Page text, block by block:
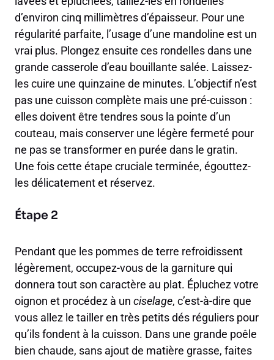
d’environ cinq millimètres d’épaisseur. Pour une
régularité parfaite, l’usage d’une mandoline est un
vrai plus. Plongez ensuite ces rondelles dans une
grande casserole d’eau bouillante salée. Laissez-
les cuire une quinzaine de minutes. L’objectif n’est
pas une cuisson complète mais une pré-cuisson :
elles doivent être tendres sous la pointe d’un
couteau, mais conserver une légère fermeté pour
ne pas se transformer en purée dans le gratin.
Une fois cette étape cruciale terminée, égouttez-
les délicatement et réservez.
Étape 2
Pendant que les pommes de terre refroidissent
légèrement, occupez-vous de la garniture qui
donnera tout son caractère au plat. Épluchez votre
oignon et procédez à un ciselage, c’est-à-dire que
vous allez le tailler en très petits dés réguliers pour
qu’ils fondent à la cuisson. Dans une grande poêle
bien chaude, sans ajout de matière grasse, faites